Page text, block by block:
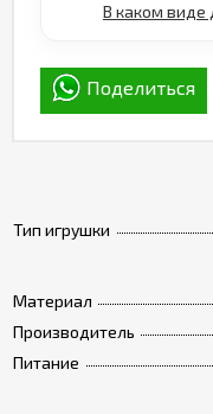
Тип игрушки
Материал
Производитель
Питание
В каком виде
Поделиться